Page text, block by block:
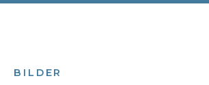
BILDER